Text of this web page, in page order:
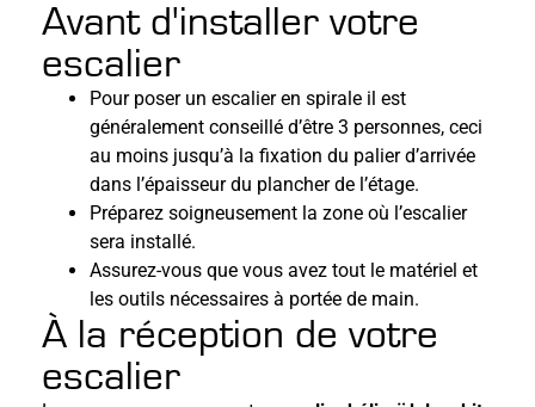
Avant d'installer votre
escalier
Pour poser un escalier en spirale il est
généralement conseillé d’être 3 personnes, ceci
au moins jusqu’à la fixation du palier d’arrivée
dans l’épaisseur du plancher de l’étage.
Préparez soigneusement la zone où l’escalier
sera installé.
Assurez-vous que vous avez tout le matériel et
les outils nécessaires à portée de main.
À la réception de votre
escalier